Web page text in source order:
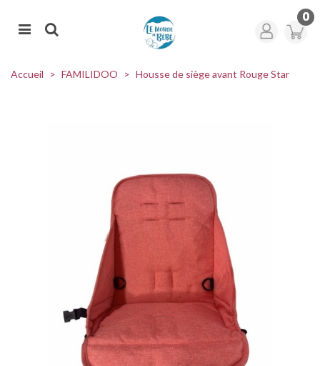
0
Accueil > FAMILIDOO > Housse de siège avant Rouge Star